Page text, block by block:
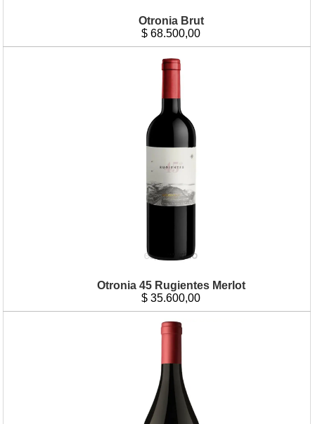
Otronia Brut
$ 68.500,00
Otronia 45 Rugientes Merlot
$ 35.600,00